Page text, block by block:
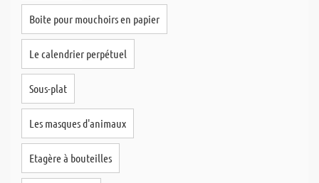
Boite pour mouchoirs en papier
Le calendrier perpétuel
Sous-plat
Les masques d'animaux
Etagère à bouteilles